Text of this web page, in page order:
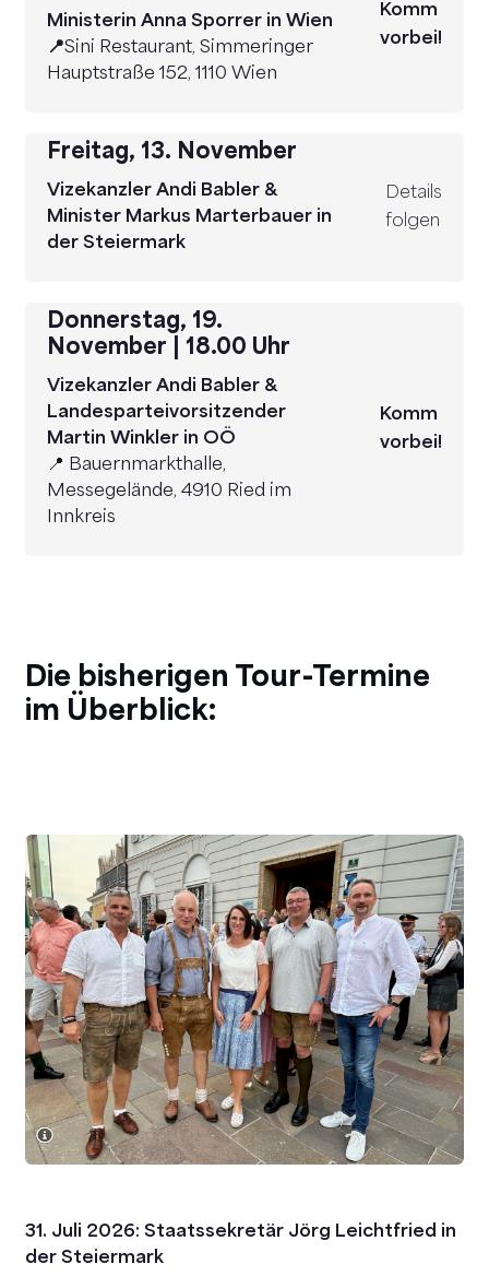
Ministerin Anna Sporrer in Wien
📍Sini Restaurant, Simmeringer
Hauptstraße 152, 1110 Wien
Komm
vorbei!
Freitag, 13. November
Vizekanzler Andi Babler &
Minister Markus Marterbauer in
der Steiermark
Details
folgen
Donnerstag, 19.
November | 18.00 Uhr
Vizekanzler Andi Babler &
Landesparteivorsitzender
Martin Winkler in OÖ
📍 Bauernmarkthalle,
Messegelände, 4910 Ried im
Innkreis
Komm
vorbei!
Die bisherigen Tour-Termine
im Überblick:
31. Juli 2026: Staatssekretär Jörg Leichtfried in
der Steiermark